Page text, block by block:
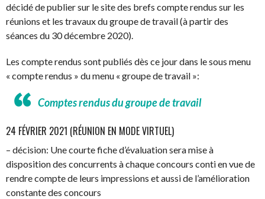
décidé de publier sur le site des brefs compte rendus sur les
réunions et les travaux du groupe de travail (à partir des
séances du 30 décembre 2020).
Les compte rendus sont publiés dès ce jour dans le sous menu
« compte rendus » du menu « groupe de travail »:
Comptes rendus du groupe de travail
24 FÉVRIER 2021 (RÉUNION EN MODE VIRTUEL)
– décision: Une courte fiche d’évaluation sera mise à
disposition des concurrents à chaque concours conti en vue de
rendre compte de leurs impressions et aussi de l’amélioration
constante des concours